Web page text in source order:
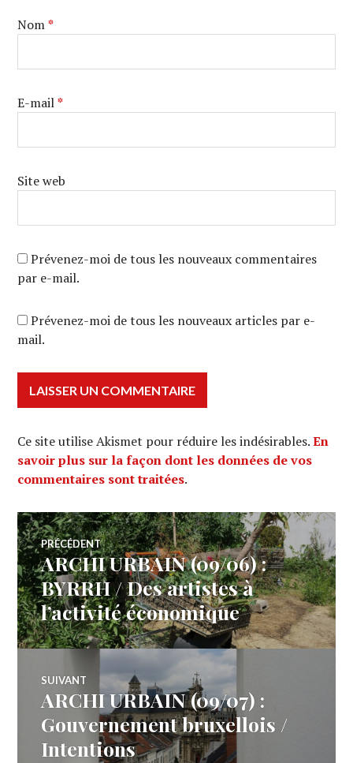
Nom*
E-mail*
Site web
Prévenez-moi de tous les nouveaux commentaires
par e-mail.
Prévenez-moi de tous les nouveaux articles par e-
mail.
Ce site utilise Akismet pour réduire les indésirables.En
savoir plus sur la façon dont les données de vos
commentaires sont traitées.
Navigation
de
l’article
PRÉCÉDENT
Article
précédent :
ARCHI URBAIN (09/06) :
BYRRH / Des artistes à
l’activité économique
SUIVANT
Article
Suivant:
ARCHI URBAIN (09/07) :
Gouvernement bruxellois /
Intentions